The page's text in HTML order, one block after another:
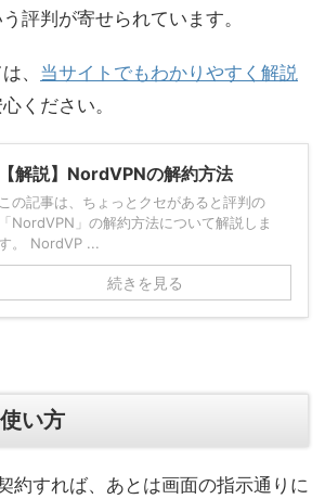
う評判が寄せられています。
、 当サイトでもわかりやすく解説
ください。
【解説】NordVPNの解約方法
この記事は、ちょっとクセがあると評判の
「NordVPN」の解約方法について解説しま
。 NordVP ...
続きを見る
い方
約すれば、あとは画面の指示通りに